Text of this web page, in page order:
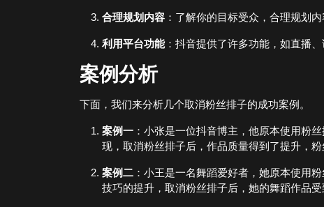
合理规划内容 ：了解你的目标受众，合理规划
利用平台功能：抖音提供了许多功能，如直播
案例分析
下面，我们来分析几个取消粉丝排子的成功案例。
案例一 ：小张是一位抖音博主，他原本使用粉
现，取消粉丝排子后，作品质量得到了提升，粉
案例二 ：小王是一名舞蹈爱好者，她原本使用
技巧的提升，取消粉丝排子后，她的舞蹈作品受